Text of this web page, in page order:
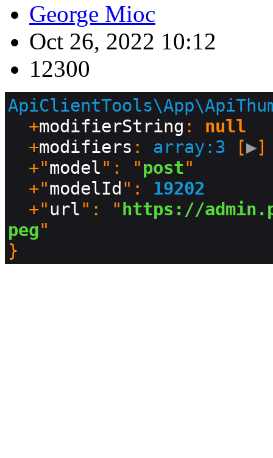
George Mioc
Oct 26, 2022 10:12
12300
  +
modifierString : null
  +
modifiers : array:3 [▶]
  +"
model": "post"
  +"
modelId ": 19202
  +"
url": " https://
peg